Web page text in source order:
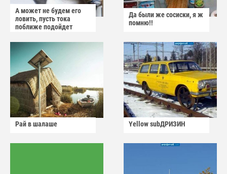
А может не будем его
ловить, пусть тока
поближе подойдет
Да были же сосиски, я ж
помню!!
Рай в шалаше Yellow subДРИЗИН